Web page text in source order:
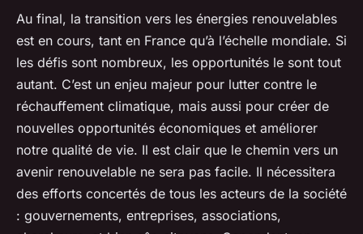
Au final, la transition vers les énergies renouvelables
est en cours, tant en France qu’à l’échelle mondiale. Si
les défis sont nombreux, les opportunités le sont tout
autant. C’est un enjeu majeur pour lutter contre le
réchauffement climatique, mais aussi pour créer de
nouvelles opportunités économiques et améliorer
notre qualité de vie. Il est clair que le chemin vers un
avenir renouvelable ne sera pas facile. Il nécessitera
des efforts concertés de tous les acteurs de la société
: gouvernements, entreprises, associations,